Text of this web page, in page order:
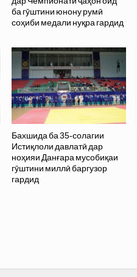
ба гӯштини юнону румӣ
соҳиби медали нуқра гардид
Бахшида ба 35-солагии
Истиқлоли давлатӣ дар
ноҳияи Данғара мусобиқаи
гӯштини миллӣ баргузор
гардид